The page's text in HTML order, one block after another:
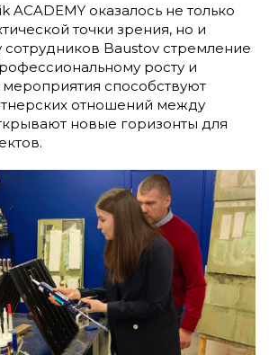
ACADEMY оказалось не только
точки зрения, но и
сотрудников Baustov стремление
росту и
способствуют
отношений между
новые горизонты для